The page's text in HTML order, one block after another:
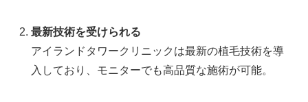
最新技術を受けられる
アイランドタワークリニックは最新の植毛技術を導
入しており、モニターでも高品質な施術が可能。